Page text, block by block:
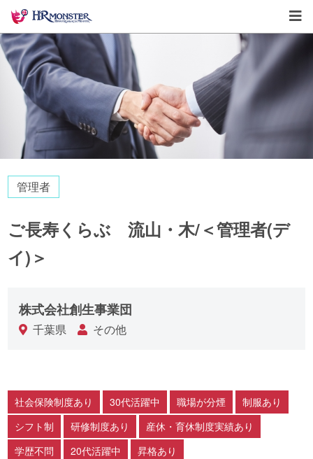
管理者
ご長寿くらぶ 流山・木/＜管理者(デ
イ)＞
株式会社創生事業団
千葉県 その他
社会保険制度あり 30代活躍中 職場が分煙
制服あり
シフト制
研修制度あり
産休・育休制度実績あり
学歴不問
20代活躍中
昇格あり